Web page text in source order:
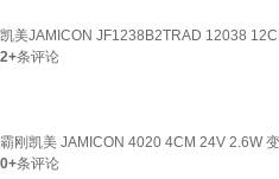
凯美JAMICON JF1238B2TRAD 12038
2+条评论
霸刚凯美 JAMICON 4020 4CM 24V 2.6W
0+条评论